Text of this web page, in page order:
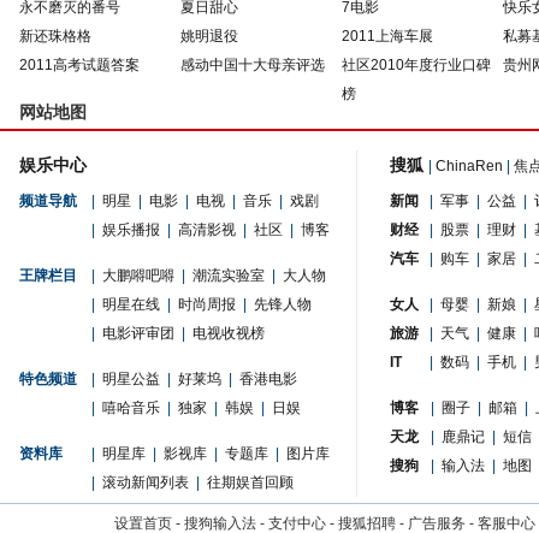
永不磨灭的番号 夏日甜心 7电影
快乐
新还珠格格
姚明退役 2011上海车展
私募
2011高考试题答案
感动中国十大母亲评选
社区2010年度行业口碑
榜
贵州
网站地图
娱乐中心
频道导航 明星 电影 电视 音乐
戏剧
娱乐播报 高清影视 社区 博客
王牌栏目 大鹏嘚吧嘚 潮流实验室
大人物
明星在线 时尚周报
先锋人物
电影评审团 电视收视榜
特色频道 明星公益 好莱坞
香港电影
嘻哈音乐 独家 韩娱 日娱
资料库 明星库 影视库 专题库
图片库
滚动新闻列表 往期娱首回顾
搜狐 ChinaRen 焦
新闻 军事 公益
财经
股票 理财
汽车
购车 家居
女人 母婴 新娘
旅游
天气 健康
IT
数码 手机
博客 圈子 邮箱
天龙
鹿鼎记
短信
搜狗
输入法 地图
设置首页 - 搜狗输入法 - 支付中心 - 搜狐招聘 - 广告服务 - 客服中心